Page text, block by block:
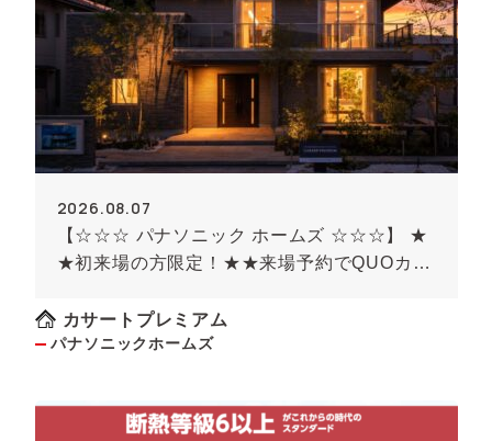
2026.08.07
【☆☆☆ パナソニック ホームズ ☆☆☆】 ★
★初来場の方限定！★★来場予約でQUOカー
す）
カサートプレミアム
パナソニックホームズ